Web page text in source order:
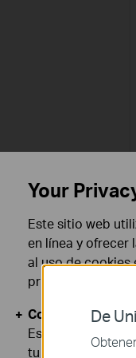
De
Your
Este sitio web
en línea y ofrecer
al uso de
privacidad
Cookies Básicas
Estas cookies
tu sistema.